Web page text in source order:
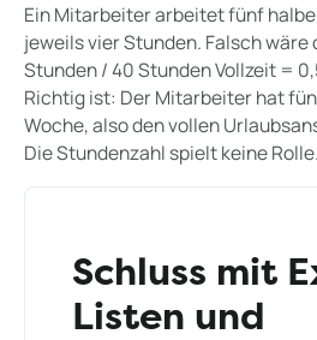
Ein Mitarbeiter arbeitet fünf
jeweils vier Stunden. Falsch wäre
Stunden / 40 Stunden Vollzeit =
Richtig ist: Der Mitarbeiter hat
Woche, also den vollen
Die Stundenzahl spielt keine Rolle.
Schluss mit
Listen und